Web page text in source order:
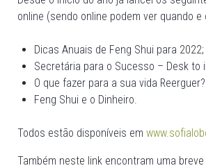
online (sendo online podem ver quando e
Dicas Anuais de Feng Shui para 2022;
Secretária para o Sucesso – Desk to
O que fazer para a sua vida Reerguer?
Feng Shui e o Dinheiro.
Todos estão disponíveis em
Também neste link encontram uma